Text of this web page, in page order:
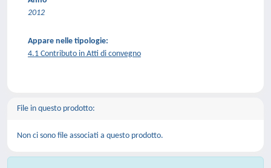
2012
Appare nelle tipologie:
4.1 Contributo in Atti di convegno
File in questo prodotto:
Non ci sono file associati a questo prodotto.